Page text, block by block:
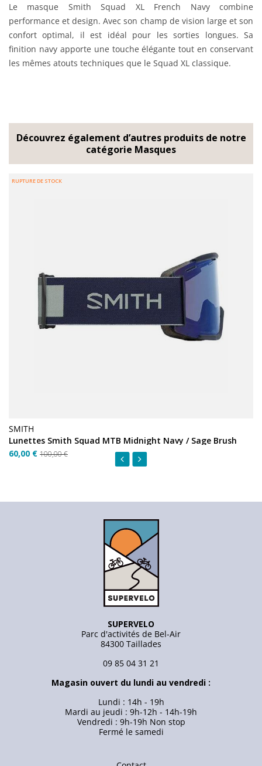
Le masque Smith Squad XL French Navy combine
performance et design. Avec son champ de vision large et son
confort optimal, il est idéal pour les sorties longues. Sa
finition navy apporte une touche élégante tout en conservant
les mêmes atouts techniques que le Squad XL classique.
Découvrez également d’autres produits de notre
catégorie Masques
RUPTURE DE STOCK
SMITH
Lunettes Smith Squad MTB Midnight Navy / Sage Brush
60,00 € 100,00 €
SUPERVELO
Parc d'activités de Bel-Air
84300 Taillades
09 85 04 31 21
Magasin ouvert du lundi au vendredi :
Lundi : 14h - 19h
Mardi au jeudi : 9h-12h - 14h-19h
Vendredi : 9h-19h Non stop
Fermé le samedi